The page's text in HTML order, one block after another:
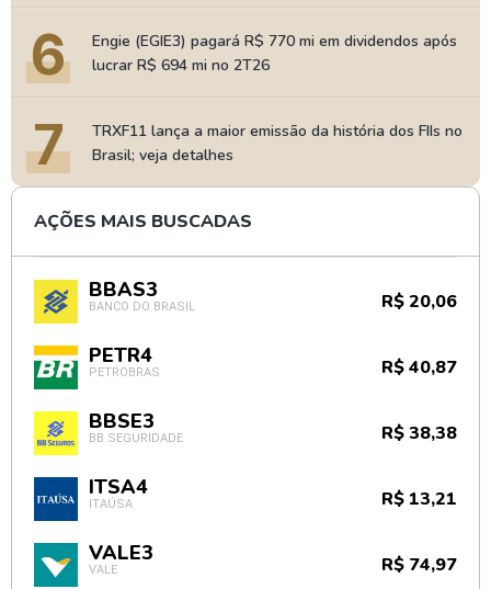
6
Engie (EGIE3) pagará R$ 770 mi em dividendos após
lucrar R$ 694 mi no 2T26
7
TRXF11 lança a maior emissão da história dos FIIs no
Brasil; veja detalhes
AÇÕES MAIS BUSCADAS
BBAS3
BANCO DO BRASIL R$ 20,06
PETR4
PETROBRAS R$ 40,87
BBSE3
BB SEGURIDADE R$ 38,38
ITSA4
ITAÚSA R$ 13,21
VALE3
VALE R$ 74,97